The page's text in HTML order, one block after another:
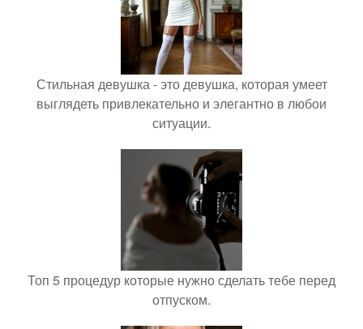
Стильная девушка - это девушка, которая умеет
выглядеть привлекательно и элегантно в любои
ситуации.
Топ 5 процедур которые нужно сделать тебе перед
отпуском.